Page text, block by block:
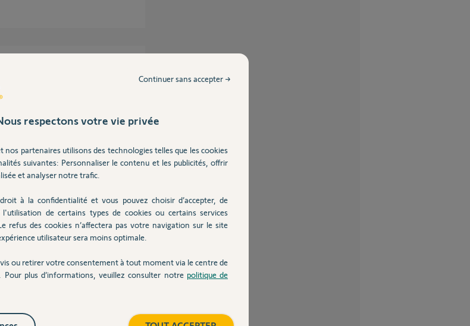
Somfy.
boitier
Somfy aurait pu
ne serait-ce
d'abaque.
ce moteur (vous
n'indiquez pas les cotes
respectons votre vie privée
nos partenaires utilisons des technologies telles que les cookies
suivantes: Personnaliser le contenu et les publicités, offrir
et analyser notre trafic.
à la confidentialité et vous pouvez choisir d’accepter, de
de certains types de cookies ou certains services
refus des cookies n’affectera pas votre navigation sur le site
utilisateur sera moins optimale.
ou retirer votre consentement à tout moment via le centre de
Pour plus d’informations, veuillez consulter notre politique de
Continuer sans accepter →